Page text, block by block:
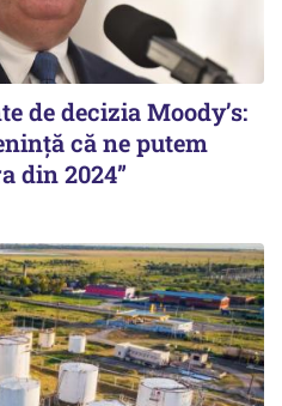
de decizia Moody’s:
că ne putem
din 2024”